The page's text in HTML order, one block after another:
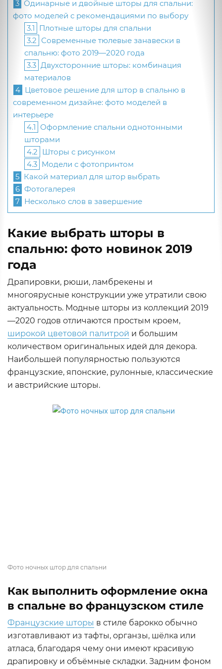
3 Одинарные и двойные шторы для спальни:
фото моделей с рекомендациями по выбору
3.1 Плотные шторы для спальни
3.2 Современные тюлевые занавески в
спальню: фото 2019—2020 года
3.3 Двухсторонние шторы: комбинация
материалов
4 Цветовое решение для штор в спальню в
современном дизайне: фото моделей в
интерьере
4.1 Оформление спальни однотонными
шторами
4.2 Шторы с рисунком
4.3 Модели с фотопринтом
5 Какой материал для штор выбрать
6 Фотогалерея
7 Несколько слов в завершение
Какие выбрать шторы в
спальню: фото новинок 2019
года
Драпировки, рюши, ламбрекены и
многоярусные конструкции уже утратили свою
актуальность. Модные шторы из коллекций 2019
—2020 годов отличаются простым кроем,
широкой цветовой палитрой и большим
количеством оригинальных идей для декора.
Наибольшей популярностью пользуются
французские, японские, рулонные, классические
и австрийские шторы.
Фото ночных штор для спальни
Как выполнить оформление окна
в спальне во французском стиле
Французские шторы в стиле барокко обычно
изготавливают из тафты, органзы, шёлка или
атласа, благодаря чему они имеют красивую
драпировку и объёмные складки. Задним фоном